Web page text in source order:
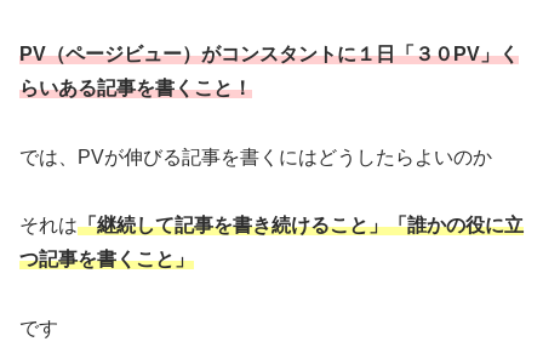
PV（ページビュー）がコンスタントに１日「３０PV」く
らいある記事を書くこと！
では、PVが伸びる記事を書くにはどうしたらよいのか
それは「継続して記事を書き続けること」「誰かの役に立
つ記事を書くこと」
です